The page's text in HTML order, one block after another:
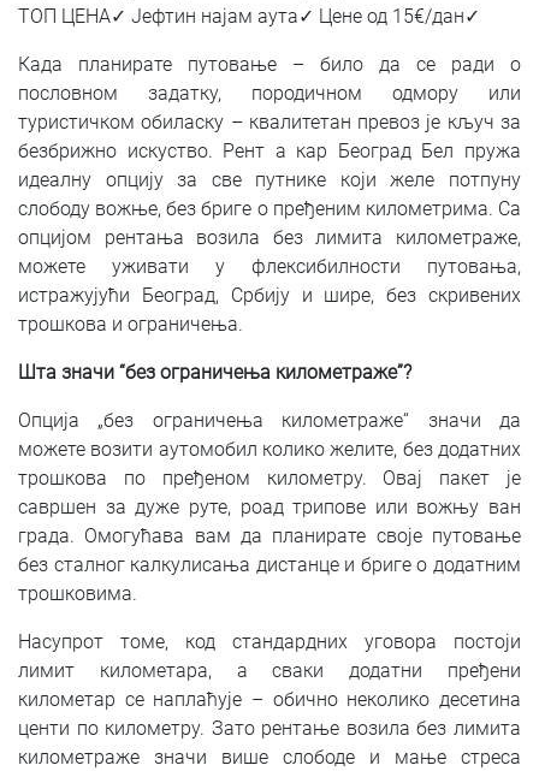
ТОП ЦЕНА✓ Јефтин најам аута✓ Цене од 15€/дан✓
Када планирате путовање – било да се ради о
пословном задатку, породичном одмору или
туристичком обиласку – квалитетан превоз је кључ за
безбрижно искуство. Рент а кар Београд Бел пружа
идеалну опцију за све путнике који желе потпуну
слободу вожње, без бриге о пређеним километрима. Са
опцијом рентања возила без лимита километраже,
можете уживати у флексибилности путовања,
истражујући Београд, Србију и шире, без скривених
трошкова и ограничења.
Шта значи “без ограничења километраже”?
Опција „без ограничења километраже“ значи да
можете возити аутомобил колико желите, без додатних
трошкова по пређеном километру. Овај пакет је
савршен за дуже руте, роад трипове или вожњу ван
града. Омогућава вам да планирате своје путовање
без сталног калкулисања дистанце и бриге о додатним
трошковима.
Насупрот томе, код стандардних уговора постоји
лимит километара, а сваки додатни пређени
километар се наплаћује – обично неколико десетина
центи по километру. Зато рентање возила без лимита
километраже значи више слободе и мање стреса